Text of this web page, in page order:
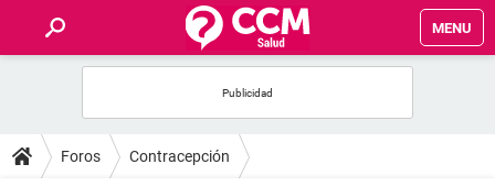
MENU
FOROS
Foros Contracepción